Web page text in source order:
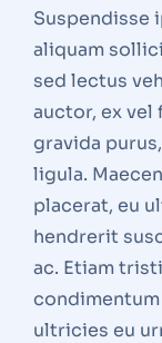
Suspendisse
aliquam
sed lectus
auctor, ex vel
gravida
ligula.
placerat, eu
hendrerit
ac. Etiam
ultricies eu